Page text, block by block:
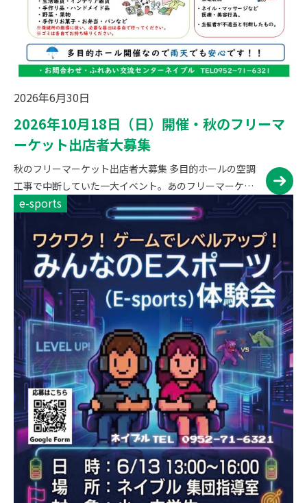
2026年6月30日
2026年10月18日（日）開催・秋のフリーマ
ーケット出店者大募集
秋のフリーマーケット出店者大募集 多目的ホールの空調
工事で中断していた一大イベント。あのフリーマーケッ
トを再開します。 期日 2026年10月18日（日） 10:00
～15:00会場 ネイブル多目的ホール 出店者募集 受…
e-sports